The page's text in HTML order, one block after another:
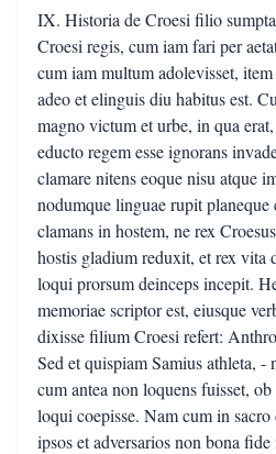
IX. Historia de Croesi filio
Croesi regis, cum iam fari per
cum iam multum adolevisset,
adeo et elinguis diu habitus est.
magno victum et urbe, in qua
educto regem esse ignorans
clamare nitens eoque nisu atque
nodumque linguae rupit planeque
clamans in hostem, ne rex
hostis gladium reduxit, et rex vita
loqui prorsum deinceps incepit.
memoriae scriptor est, eiusque
dixisse filium Croesi refert:
Sed et quispiam Samius athleta,
cum antea non loquens fuisset,
loqui coepisse. Nam cum in
ipsos et adversarios non bona